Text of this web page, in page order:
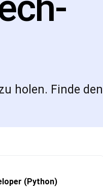
holen. Finde den
(Python)